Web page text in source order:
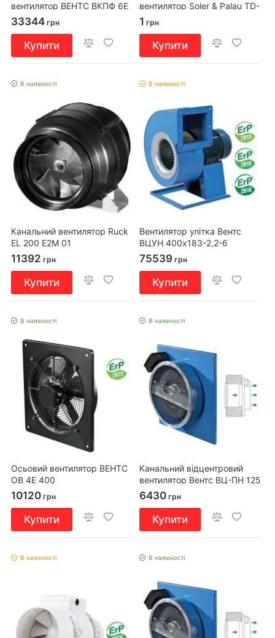
вентилятор ВЕНТС ВКПФ 6Е
600х300
33344 грн
Купити
вентилятор Soler & Palau TD-
500/150-160 Silent
1 грн
Купити
В наявності
Канальний вентилятор Ruck
EL 200 E2M 01
11392 грн
Купити
В наявності
Вентилятор улітка Вентс
ВЦУН 400x183-2,2-6
75539 грн
Купити
В наявності
Осьовий вентилятор ВЕНТС
ОВ 4Е 400
10120 грн
Купити
В наявності
Канальний відцентровий
вентилятор Вентс ВЦ-ПН 125
Б
6430 грн
Купити
В наявності В наявності